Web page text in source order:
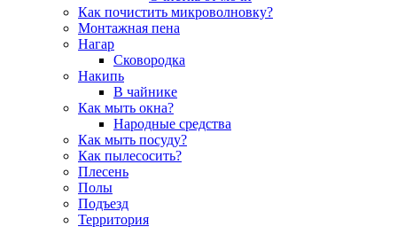
Как почистить микроволновку?
Монтажная пена
Нагар
Сковородка
Накипь
В чайнике
Как мыть окна?
Народные средства
Как мыть посуду?
Как пылесосить?
Плесень
Полы
Подъезд
Территория